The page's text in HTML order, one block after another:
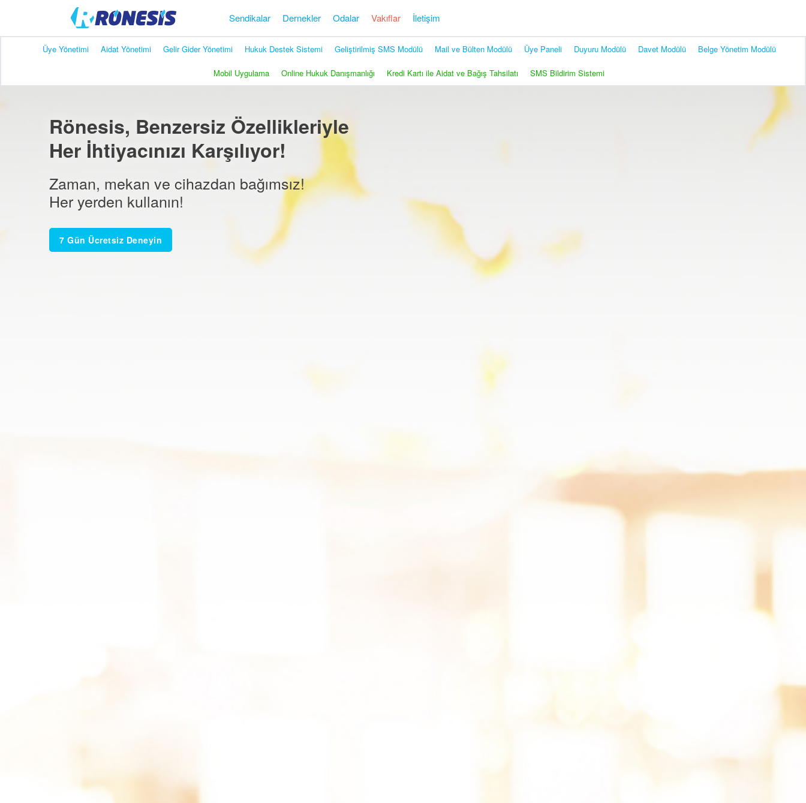
Sendikalar Dernekler Odalar Vakıflar
Üye Yönetimi Aidat Yönetimi Gelir Gider Yönetimi Hukuk Destek Sistemi Geliştirilmiş SMS Modülü Mail ve Bülten Modülü Üye Paneli Duyuru Modülü Davet Modülü Belge Yönetim Modülü
Mobil Uygulama Online Hukuk Danışmanlığı Kredi Kartı ile Aidat ve Bağış Tahsilatı SMS Bildirim Sistemi
İletişim
Rönesis, Benzersiz Özellikleriyle
Her İhtiyacınızı Karşılıyor!
Zaman, mekan ve cihazdan bağımsız!
Her yerden kullanın!
7 Gün Ücretsiz Deneyin